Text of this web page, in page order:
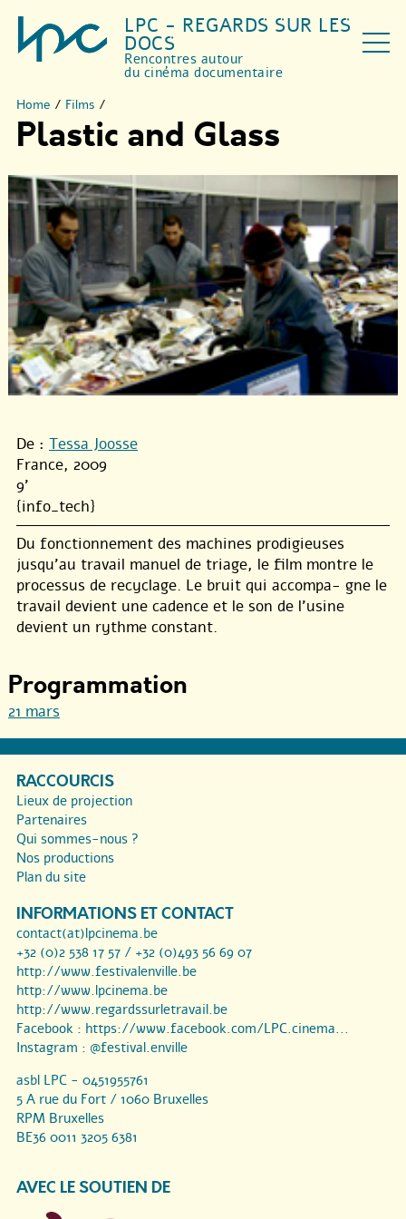
LPC - REGARDS SUR LES
DOCS
Rencontres autour
du cinéma documentaire
Home / Films /
Plastic and Glass
De : Tessa Joosse
France, 2009
9'
{info_tech}
Du fonctionnement des machines prodigieuses
jusqu’au travail manuel de triage, le film montre le
processus de recyclage. Le bruit qui accompa- gne le
travail devient une cadence et le son de l’usine
devient un rythme constant.
Programmation
21 mars
RACCOURCIS
Lieux de projection
Partenaires
Qui sommes-nous ?
Nos productions
Plan du site
INFORMATIONS ET CONTACT
contact(at)lpcinema.be
+32 (0)2 538 17 57 / +32 (0)493 56 69 07
http://www.festivalenville.be
http://www.lpcinema.be
http://www.regardssurletravail.be
Facebook : https://www.facebook.com/LPC.cinema...
Instagram : @festival.enville
asbl LPC - 0451955761
5 A rue du Fort / 1060 Bruxelles
RPM Bruxelles
BE36 0011 3205 6381
AVEC LE SOUTIEN DE